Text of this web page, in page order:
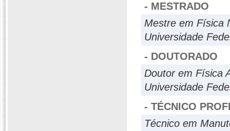
- MESTRADO
Mestre em Física
Universidade
- DOUTORADO
Doutor em Física
Universidade
- TÉCNICO
Técnico em